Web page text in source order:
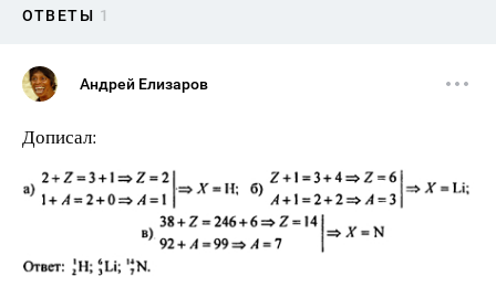
ОТВЕТЫ 1
Андрей Елизаров
Дописал: